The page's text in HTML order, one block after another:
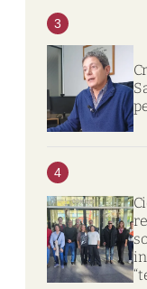
3
4